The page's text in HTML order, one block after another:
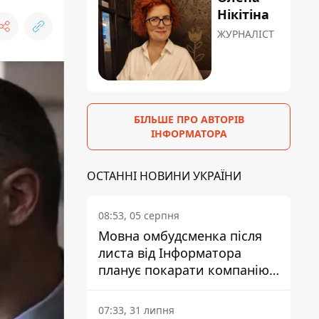
Нікітіна
ЖУРНАЛІСТ
БІЛЬШЕ ПРО АВТОРІВ
ІНФОРМАТОРА
ОСТАННІ НОВИНИ УКРАЇНИ
08:53, 05 серпня
Мовна омбудсменка після
листа від Інформатора
планує покарати компанію-
підрядника ПриватБанку
07:33, 31 липня